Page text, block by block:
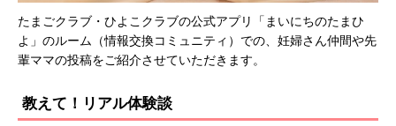
たまごクラブ・ひよこクラブの公式アプリ「まいにちのたまひ
よ」のルーム（情報交換コミュニティ）での、妊婦さん仲間や先
輩ママの投稿をご紹介させていただきます。
教えて！リアル体験談